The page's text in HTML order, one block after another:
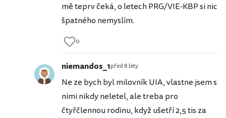
mě teprv čeká, o letech PRG/VIE-KBP si nic
špatného nemyslím.
0
niemandos_1před 8 lety
Ne ze bych byl milovník UIA, vlastne jsem s
nimi nikdy neletel, ale treba pro
čtyřčlennou rodinu, když ušetří 2,5 tis za